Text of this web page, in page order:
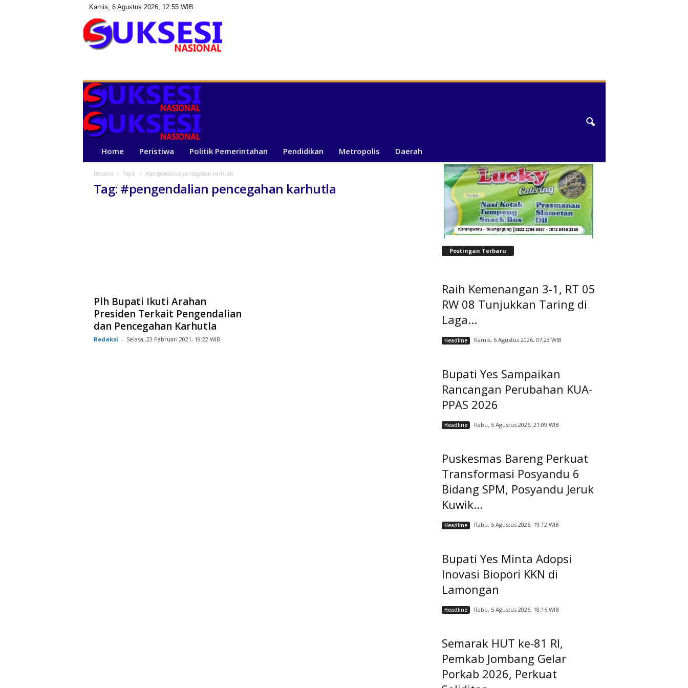
Kamis, 6 Agustus 2026, 12:55 WIB
s
e
i
N
i
Home Peristiwa Politik Pemerintahan Pendidikan Metropolis Daerah
Beranda Topik #pengendalian pencegahan karhutla
Tag: #pengendalian pencegahan karhutla
Plh Bupati Ikuti Arahan
Presiden Terkait Pengendalian
dan Pencegahan Karhutla
Redaksi - Selasa, 23 Februari 2021, 19:22 WIB
Postingan Terbaru
Raih Kemenangan 3-1, RT 05
RW 08 Tunjukkan Taring di
Laga...
Headline Kamis, 6 Agustus 2026, 07:23 WIB
Bupati Yes Sampaikan
Rancangan Perubahan KUA-
PPAS 2026
Headline Rabu, 5 Agustus 2026, 21:09 WIB
Puskesmas Bareng Perkuat
Transformasi Posyandu 6
Bidang SPM, Posyandu Jeruk
Kuwik...
Headline Rabu, 5 Agustus 2026, 19:12 WIB
Bupati Yes Minta Adopsi
Inovasi Biopori KKN di
Lamongan
Headline Rabu, 5 Agustus 2026, 18:16 WIB
Semarak HUT ke-81 RI,
Pemkab Jombang Gelar
Porkab 2026, Perkuat